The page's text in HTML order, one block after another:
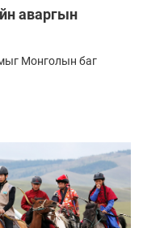
аваргын
Монголын баг